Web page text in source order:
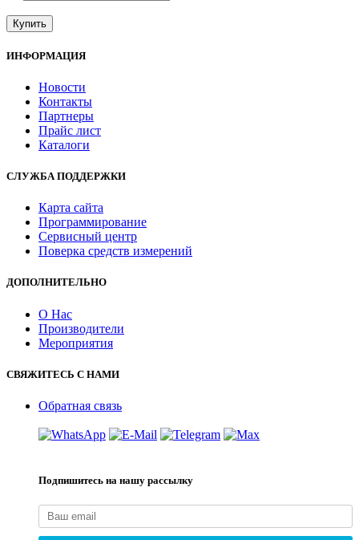
Купить
ИНФОРМАЦИЯ
Новости
Контакты
Партнеры
Прайс лист
Каталоги
СЛУЖБА ПОДДЕРЖКИ
Карта сайта
Программирование
Сервисный центр
Поверка средств измерений
ДОПОЛНИТЕЛЬНО
О Нас
Производители
Мероприятия
СВЯЖИТЕСЬ С НАМИ
Обратная связь
Подпишитесь на нашу рассылку